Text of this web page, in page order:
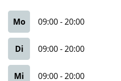
Mo 09:00-20:00
Di 09:00-20:00
Mi 09:00-20:00